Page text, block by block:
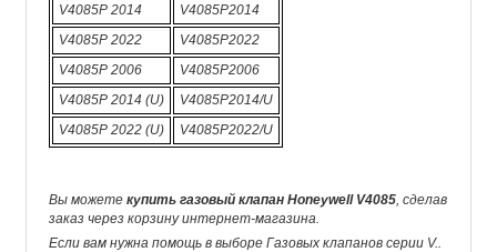
V4085P 2014
V4085P2014
V4085P 2022
V4085P2022
V4085P 2006
V4085P2006
V4085P 2014 (U)
V4085P2014/U
V4085P 2022 (U)
V4085P2022/U
Вы можете купить газовый клапан Honeywell V4085 , сделав
заказ через корзину интернет-магазина.
Если вам нужна помощь в выборе Газовых клапанов серии V..